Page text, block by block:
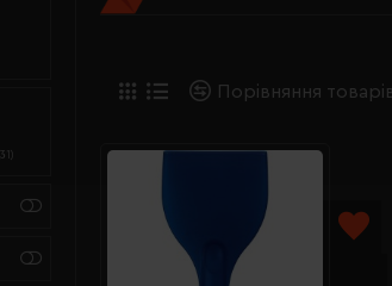
(31)
Порівняння